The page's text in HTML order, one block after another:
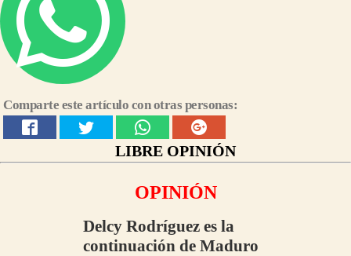
Comparte este artículo con otras personas:
LIBRE OPINIÓN
OPINIÓN
Delcy Rodríguez es la
continuación de Maduro